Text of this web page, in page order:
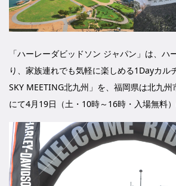
「ハーレーダビッドソン ジャパン」は、ハ
り、家族連れでも気軽に楽しめる1Dayカル
SKY MEETING北九州」を、福岡県は北九州
にて4月19日（土・10時～16時・入場無料）